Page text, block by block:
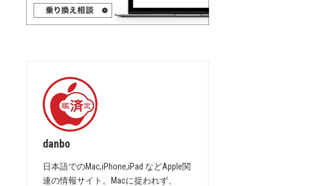
danbo
日本語でのMac,iPhone,iPad などApple関
連の情報サイト。Macに捉われず、